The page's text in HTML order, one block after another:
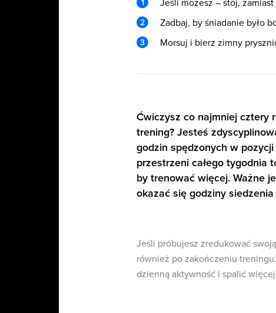
Jeśli możesz – stój,
Zadbaj, by śniadanie było
Morsuj i bierz zimny
Ćwiczysz co najmniej cztery
trening? Jesteś
godzin spędzonych w
przestrzeni całego tygodnia
by trenować więcej. Ważne
okazać się godziny
Jeśli próbujesz zredukować
również po zakończeniu
dzienną aktywność i spalić